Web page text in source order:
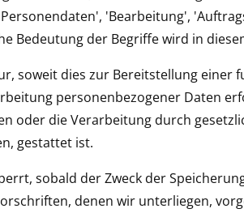
'Bearbeitung',
Bedeutung der Begriffe wird in
soweit dies zur Bereitstellung einer
personenbezogener Daten
oder die Verarbeitung durch
gestattet ist.
sobald der Zweck der
denen wir unterliegen,